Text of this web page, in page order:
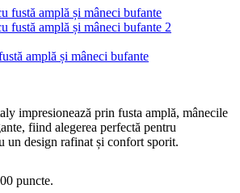
amplă și mâneci bufante
impresionează prin fusta amplă, mânecile
fiind alegerea perfectă pentru
un design rafinat și confort sporit.
puncte.